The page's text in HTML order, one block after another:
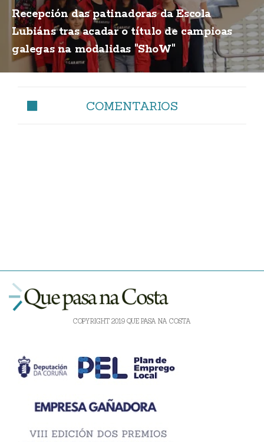
Recepción das patinadoras da Escola
Lubiáns tras acadar o título de campioas
galegas na modalidas "ShoW"
COMENTARIOS
COPYRIGHT 2019 QUE PASA NA COSTA